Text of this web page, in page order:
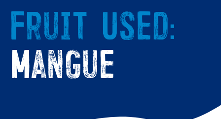
Fruit Used:
Mangue